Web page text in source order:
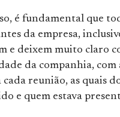
é fundamental que
da empresa,
e deixem muito claro
da companhia, com
cada reunião, as quais
e quem estava